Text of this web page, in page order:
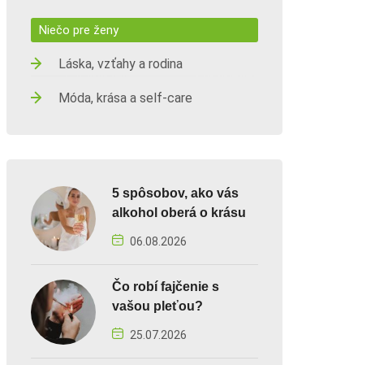
Niečo pre ženy
Láska, vzťahy a rodina
Móda, krása a self-care
5 spôsobov, ako vás
alkohol oberá o krásu
06.08.2026
Čo robí fajčenie s
vašou pleťou?
25.07.2026